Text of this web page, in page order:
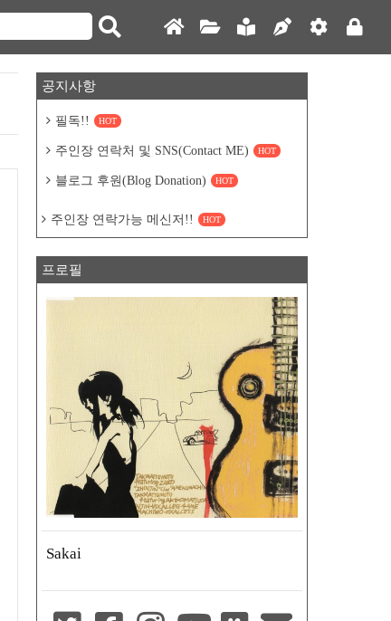
공지사항
필독!! HOT
주인장 연락처 및 SNS(Contact ME) HOT
블로그 후원(Blog Donation) HOT
주인장 연락가능 메신저!! HOT
프로필
Sakai